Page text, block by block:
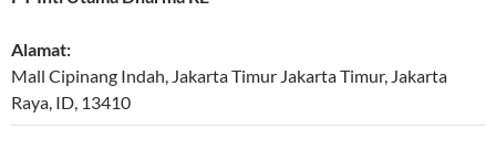
Alamat:
Mall Cipinang Indah, Jakarta Timur Jakarta Timur, Jakarta
Raya, ID, 13410